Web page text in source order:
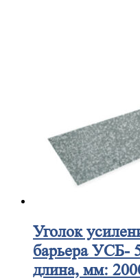
Уголок
барьера УСБ-
длина, мм: